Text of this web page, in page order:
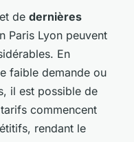
de dernières
Paris Lyon peuvent
En
faible demande ou
il est possible de
commencent
rendant le